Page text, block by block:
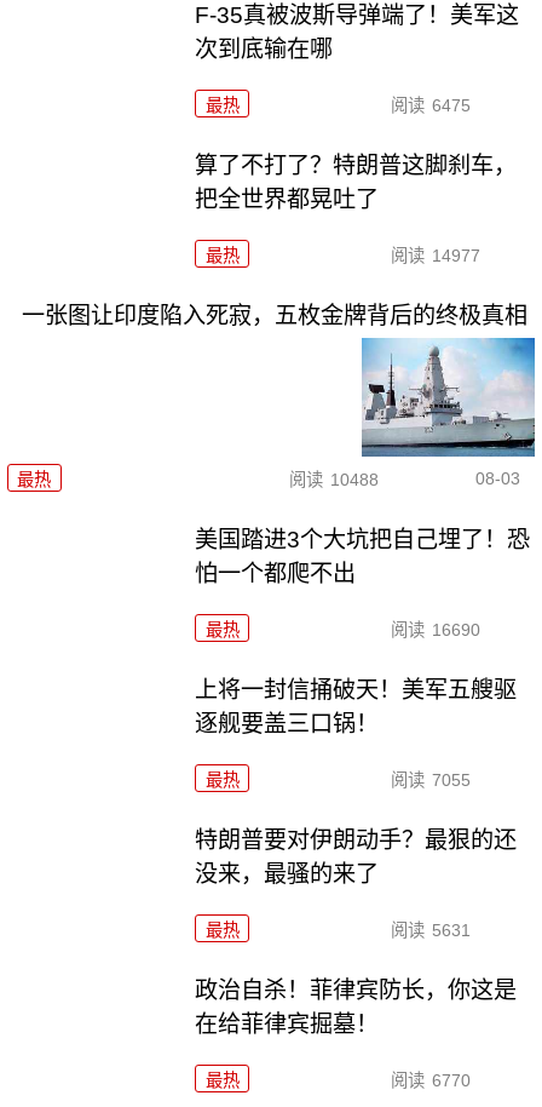
F-35真被波斯导弹端了！美军这
次到底输在哪
最热 阅读 6475
算了不打了？特朗普这脚刹车，
把全世界都晃吐了
最热 阅读 14977
一张图让印度陷入死寂，五枚金牌背后的终极真相
最热 阅读 10488 08-03
美国踏进3个大坑把自己埋了！恐
怕一个都爬不出
最热 阅读 16690
上将一封信捅破天！美军五艘驱
逐舰要盖三口锅！
最热 阅读 7055
特朗普要对伊朗动手？最狠的还
没来，最骚的来了
最热 阅读 5631
政治自杀！菲律宾防长，你这是
在给菲律宾掘墓！
最热 阅读 6770